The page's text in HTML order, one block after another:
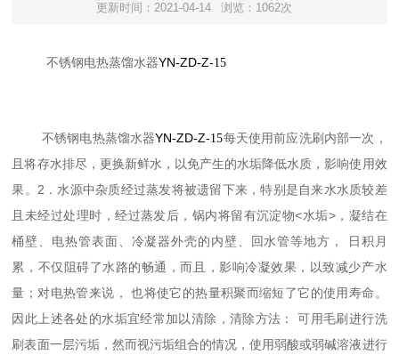
更新时间：2021-04-14 浏览：1062次
不锈钢电热蒸馏水器YN-ZD-Z-15
不锈钢电热蒸馏水器YN-ZD-Z-15每天使用前应洗刷内部一次，
且将存水排尽，更换新鲜水，以免产生的水垢降低水质，影响使用效
果。 2 ．水源中杂质经过蒸发将被遗留下来，特别是自来水水质较差
且未经过处理时，经过蒸发后，锅内将留有沉淀物<水垢>，凝结在
桶壁、电热管表面、冷凝器外壳的内壁、回水管等地方， 日积月
累，不仅阻碍了水路的畅通，而且，影响冷凝效果，以致减少产水
量；对电热管来说， 也将使它的热量积聚而缩短了它的使用寿命。
因此上述各处的水垢宜经常加以清除，清除方法： 可用毛刷进行洗
刷表面一层污垢，然而视污垢组合的情况，使用弱酸或弱碱溶液进行